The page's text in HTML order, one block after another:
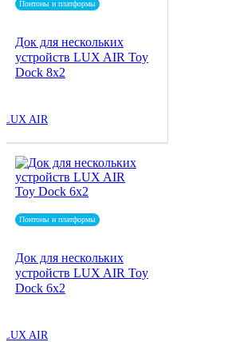
Понтоны и платформы
Док для нескольких
устройств LUX AIR Toy
Dock 8x2
LUX AIR
Понтоны и платформы
Док для нескольких
устройств LUX AIR Toy
Dock 6x2
LUX AIR